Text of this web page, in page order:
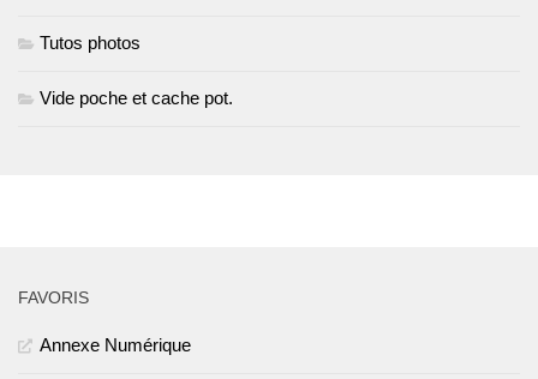
Tutos photos
Vide poche et cache pot.
FAVORIS
Annexe Numérique